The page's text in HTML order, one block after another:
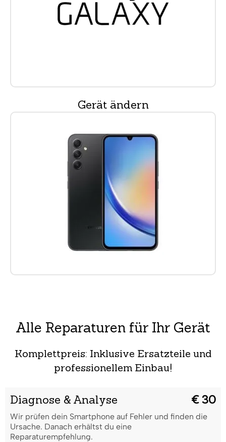
Gerät ändern
Alle Reparaturen für Ihr Gerät
Komplettpreis: Inklusive Ersatzteile und
professionellem Einbau!
Diagnose & Analyse € 30
Wir prüfen dein Smartphone auf Fehler und finden die
Ursache. Danach erhältst du eine
Reparaturempfehlung.